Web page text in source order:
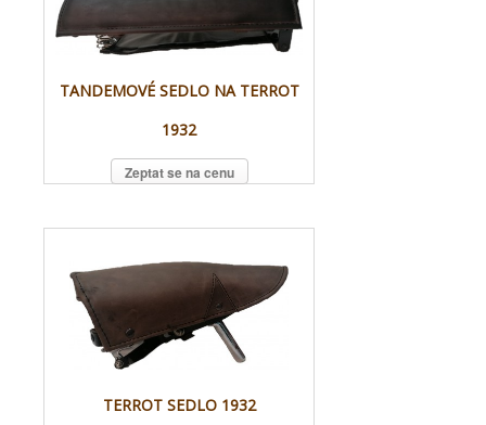
TANDEMOVÉ SEDLO NA TERROT
1932
Zeptat se na cenu
TERROT SEDLO 1932